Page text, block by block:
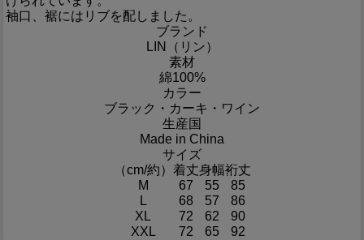
袖口、裾にはリブを配しました。
ブランド
LIN（リン）
素材
綿100%
カラー
ブラック・カーキ・ワイン
生産国
Made in China
サイズ
（cm/約） 着丈身幅裄丈
M
67 55
85
L
68 57
86
XL
72 62
90
XXL
72 65 92